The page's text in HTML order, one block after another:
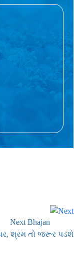
Next Bhajan
શ્રમ તો જરૂર પડશે